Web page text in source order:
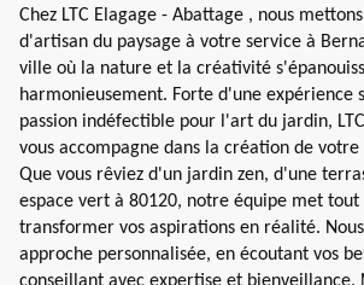
Chez LTC Elagage - Abattage , nous
d'artisan du paysage à votre service à
ville où la nature et la créativité
harmonieusement. Forte d'une expérience
passion indéfectible pour l'art du jardin,
vous accompagne dans la création de
Que vous rêviez d'un jardin zen, d'une
espace vert à 80120, notre équipe met
transformer vos aspirations en réalité.
approche personnalisée, en écoutant vos
conseillant avec expertise et bienveillance.